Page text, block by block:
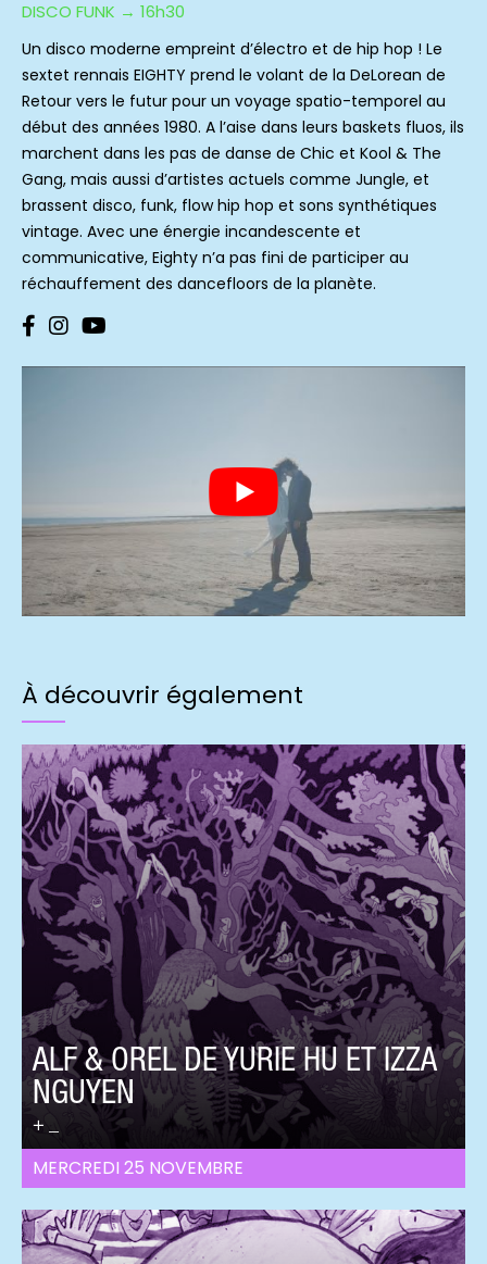
DISCO FUNK → 16h30
Un disco moderne empreint d’électro et de hip hop ! Le
sextet rennais EIGHTY prend le volant de la DeLorean de
Retour vers le futur pour un voyage spatio-temporel au
début des années 1980. A l’aise dans leurs baskets fluos, ils
marchent dans les pas de danse de Chic et Kool & The
Gang, mais aussi d’artistes actuels comme Jungle, et
brassent disco, funk, flow hip hop et sons synthétiques
vintage. Avec une énergie incandescente et
communicative, Eighty n’a pas fini de participer au
réchauffement des dancefloors de la planète.
À découvrir également
MERCREDI 25 NOVEMBRE
ALF & OREL DE YURIE HU ET IZZA
NGUYEN